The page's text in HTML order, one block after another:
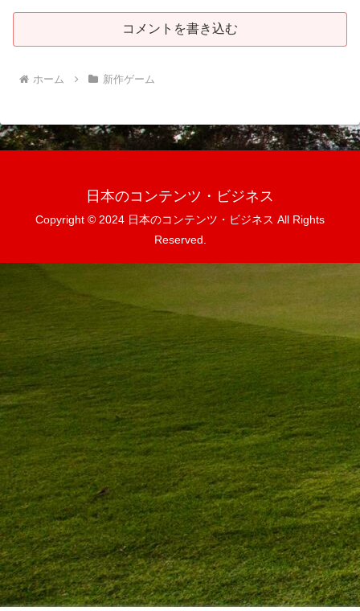
コメントを書き込む
ホーム 新作ゲーム
日本のコンテンツ・ビジネス
Copyright © 2024 日本のコンテンツ・ビジネス All Rights
Reserved.